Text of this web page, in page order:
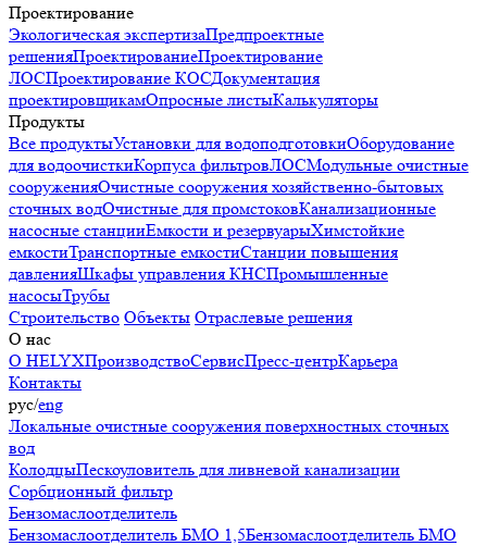
Проектирование
Экологическая экспертизаПредпроектные
решенияПроектированиеПроектирование
ЛОСПроектирование КОСДокументация
проектировщикамОпросные листыКалькуляторы
Продукты
Все продуктыУстановки для водоподготовкиОборудование
для водоочисткиКорпуса фильтровЛОСМодульные очистные
сооруженияОчистные сооружения хозяйственно-бытовых
сточных водОчистные для промстоковКанализационные
насосные станцииЕмкости и резервуарыХимстойкие
емкостиТранспортные емкостиСтанции повышения
давленияШкафы управления КНСПромышленные
насосыТрубы
Строительство Объекты Отраслевые решения
О нас
О HELYXПроизводствоСервисПресс-центрКарьера
Контакты
рус/eng
Локальные очистные сооружения поверхностных сточных
вод
КолодцыПескоуловитель для ливневой канализации
Сорбционный фильтр
Бензомаслоотделитель
Бензомаслоотделитель БМО 1,5Бензомаслоотделитель БМО